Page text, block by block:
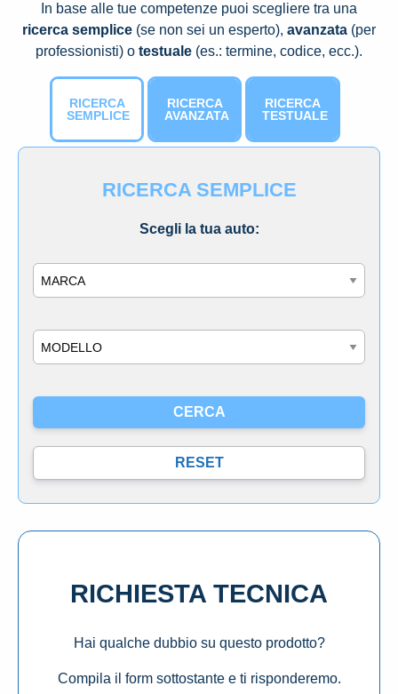
In base alle tue competenze puoi scegliere tra una
ricerca semplice (se non sei un esperto), avanzata (per
professionisti) o testuale (es.: termine, codice, ecc.).
RICERCA
SEMPLICE
RICERCA
AVANZATA
RICERCA
TESTUALE
RICERCA SEMPLICE
Scegli la tua auto:
RICHIESTA TECNICA
Hai qualche dubbio su questo prodotto?
Compila il form sottostante e ti risponderemo.